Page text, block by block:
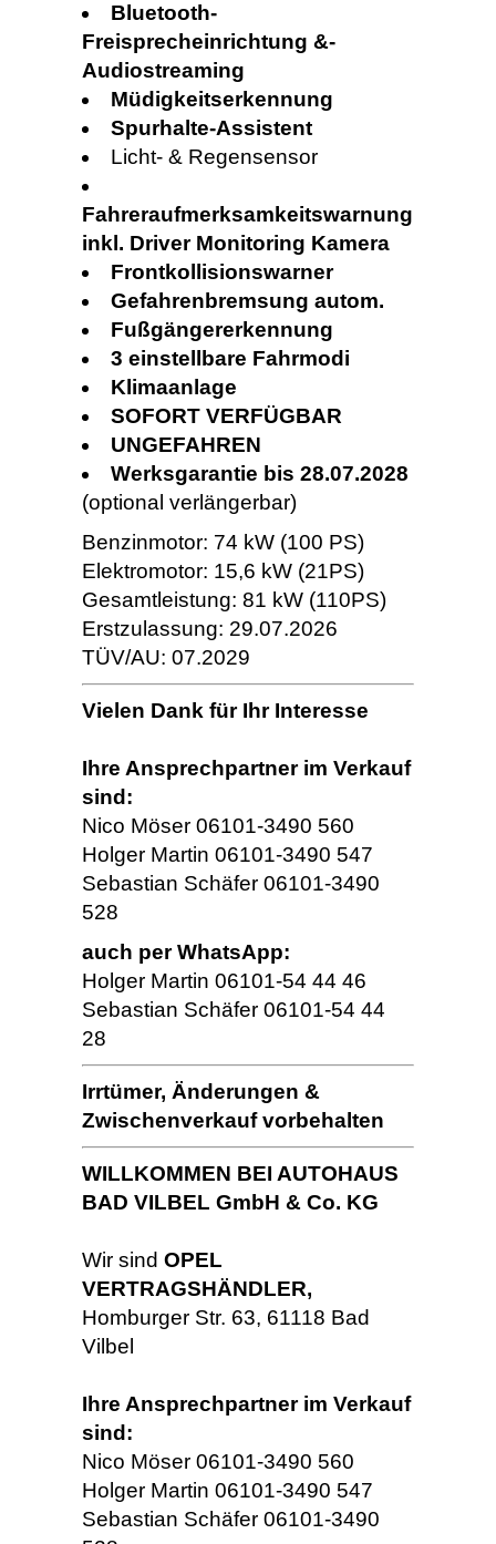
Bluetooth-
Freisprecheinrichtung &-
Audiostreaming
Müdigkeitserkennung
Spurhalte-Assistent
Licht- & Regensensor
Fahreraufmerksamkeitswarnung
inkl. Driver Monitoring Kamera
Frontkollisionswarner
Gefahrenbremsung autom.
Fußgängererkennung
3 einstellbare Fahrmodi
Klimaanlage
SOFORT VERFÜGBAR
UNGEFAHREN
Werksgarantie bis 28.07.2028
(optional verlängerbar)
Benzinmotor: 74 kW (100 PS)
Elektromotor: 15,6 kW (21PS)
Gesamtleistung: 81 kW (110PS)
Erstzulassung: 29.07.2026
TÜV/AU: 07.2029
Vielen Dank für Ihr Interesse
Ihre Ansprechpartner im Verkauf
sind:
Nico Möser 06101-3490 560
Holger Martin 06101-3490 547
Sebastian Schäfer 06101-3490
528
auch per WhatsApp:
Holger Martin 06101-54 44 46
Sebastian Schäfer 06101-54 44
28
Irrtümer, Änderungen &
Zwischenverkauf vorbehalten
WILLKOMMEN BEI AUTOHAUS
BAD VILBEL GmbH & Co. KG
Wir sind OPEL
VERTRAGSHÄNDLER,
Homburger Str. 63, 61118 Bad
Vilbel
Ihre Ansprechpartner im Verkauf
sind:
Nico Möser 06101-3490 560
Holger Martin 06101-3490 547
Sebastian Schäfer 06101-3490